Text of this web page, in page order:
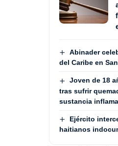
Abinader
del Caribe en
Joven de 18
tras sufrir
sustancia
Ejército
haitianos